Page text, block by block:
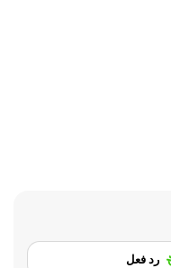
رد فعل